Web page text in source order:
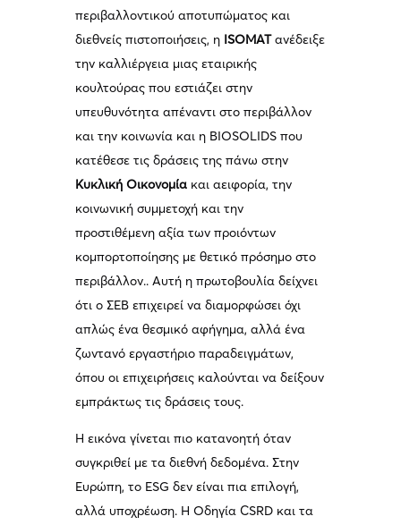
περιβαλλοντικού αποτυπώματος και
διεθνείς πιστοποιήσεις, η ISOMATανέδειξε
την καλλιέργεια μιας εταιρικής
κουλτούρας που εστιάζει στην
υπευθυνότητα απέναντι στο περιβάλλον
και την κοινωνία και η BIOSOLIDS που
κατέθεσε τις δράσεις της πάνω στην
Κυκλική Οικονομία και αειφορία, την
κοινωνική συμμετοχή και την
προστιθέμενη αξία των προιόντων
κομπορτοποίησης με θετικό πρόσημο στο
περιβάλλον.. Αυτή η πρωτοβουλία δείχνει
ότι ο ΣΕΒ επιχειρεί να διαμορφώσει όχι
απλώς ένα θεσμικό αφήγημα, αλλά ένα
ζωντανό εργαστήριο παραδειγμάτων,
όπου οι επιχειρήσεις καλούνται να δείξουν
εμπράκτως τις δράσεις τους.
Η εικόνα γίνεται πιο κατανοητή όταν
συγκριθεί με τα διεθνή δεδομένα. Στην
Ευρώπη, το ESG δεν είναι πια επιλογή,
αλλά υποχρέωση. Η Οδηγία CSRD και τα